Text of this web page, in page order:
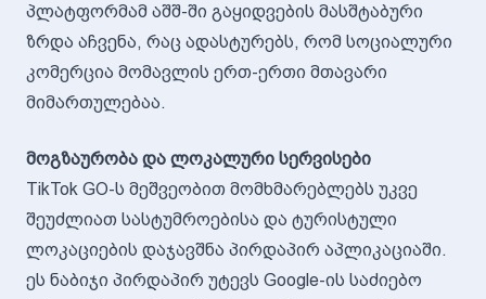
პლატფორმამ აშშ-ში გაყიდვების მასშტაბური
ზრდა აჩვენა, რაც ადასტურებს, რომ სოციალური
კომერცია მომავლის ერთ-ერთი მთავარი
მიმართულებაა.
მოგზაურობა და ლოკალური სერვისები
TikTok GO-ს მეშვეობით მომხმარებლებს უკვე
შეუძლიათ სასტუმროებისა და ტურისტული
ლოკაციების დაჯავშნა პირდაპირ აპლიკაციაში.
ეს ნაბიჯი პირდაპირ უტევს Google-ის საძიებო